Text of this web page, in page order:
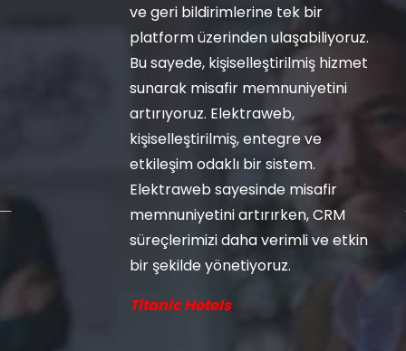
ve geri bildirimlerine tek bir
platform üzerinden ulaşabiliyoruz.
Bu sayede, kişiselleştirilmiş hizmet
sunarak misafir memnuniyetini
artırıyoruz. Elektraweb,
kişiselleştirilmiş, entegre ve
etkileşim odaklı bir sistem.
Elektraweb sayesinde misafir
memnuniyetini artırırken, CRM
süreçlerimizi daha verimli ve etkin
bir şekilde yönetiyoruz.
Titanic Hotels